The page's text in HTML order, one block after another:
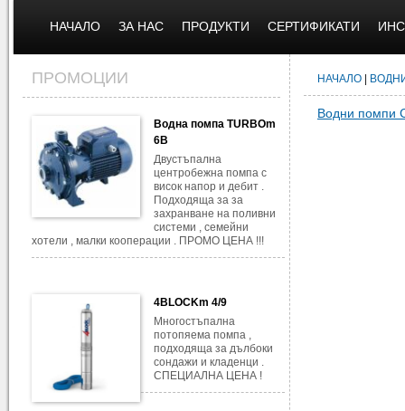
НАЧАЛО ЗА НАС ПРОДУКТИ СЕРТИФИКАТИ
ПРОМОЦИИ
Водна помпа TURBOm
6B
Двустъпална
центробежна помпа с
висок напор и дебит .
Подходяща за за
захранване на поливни
системи , семейни
хотели , малки кооперации . ПРОМО ЦЕНА !!!
4BLOCKm 4/9
Многостъпална
потопяема помпа ,
подходяща за дълбоки
сондажи и кладенци .
СПЕЦИАЛНА ЦЕНА !
НАЧАЛО
Водни помпи